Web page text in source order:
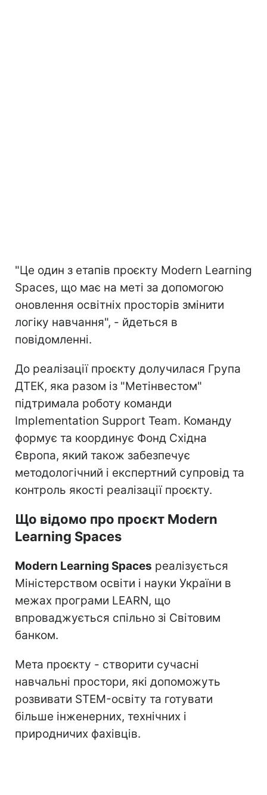
"Це один з етапів проєкту Modern Learning
Spaces, що має на меті за допомогою
оновлення освітніх просторів змінити
логіку навчання", - йдеться в
повідомленні.
До реалізації проєкту долучилася Група
ДТЕК, яка разом із "Метінвестом"
підтримала роботу команди
Implementation Support Team. Команду
формує та координує Фонд Східна
Європа, який також забезпечує
методологічний і експертний супровід та
контроль якості реалізації проєкту.
Що відомо про проєкт Modern
Learning Spaces
Modern Learning Spaces реалізується
Міністерством освіти і науки України в
межах програми LEARN, що
впроваджується спільно зі Світовим
банком.
Мета проєкту - створити сучасні
навчальні простори, які допоможуть
розвивати STEM-освіту та готувати
більше інженерних, технічних і
природничих фахівців.